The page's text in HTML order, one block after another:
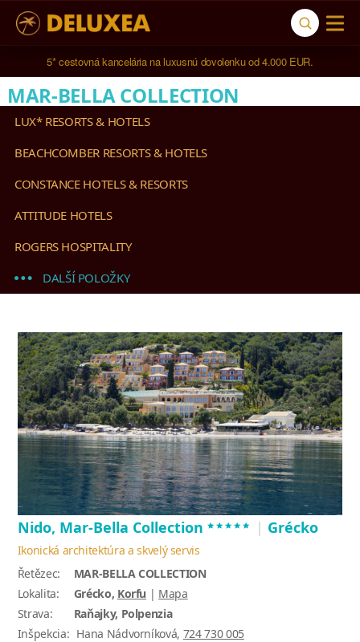
5* cestovná kancelária na luxusnú dovolenku od 4.000 EUR.
MAR-BELLA COLLECTION
LUX* RESORTS & HOTELS
BEACHCOMBER RESORTS & HOTELS
CONSTANCE HOTELS & RESORTS
ATTITUDE HOTELS
ROGERS HOSPITALITY
DALŠÍ POLOŽKY
Nido, Mar-Bella Collection ***** | Grécko
Ikonická architektúra a skvelý servis
Řetězec:
MAR-BELLA COLLECTION
Lokalita:
Grécko, Korfu | Mapa
Strava:
Raňajky, Polpenzia
Inšpekcia: Hana Nádvorníková, 724 730 005